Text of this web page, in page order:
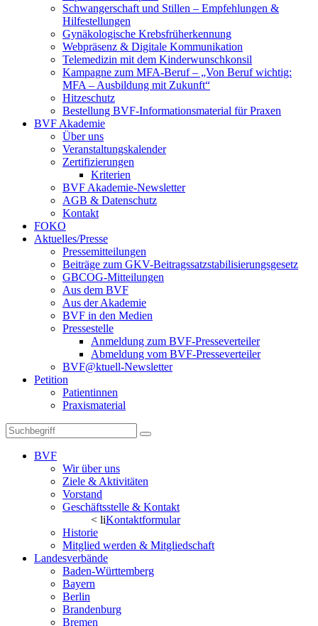
Schwangerschaft und Stillen – Empfehlungen &
Hilfestellungen
Gynäkologische Krebsfrüherkennung
Webpräsenz & Digitale Kommunikation
Telemedizin mit dem Kinderwunschkonsil
Kampagne zum MFA-Beruf – „Von Beruf wichtig:
MFA – Ausbildung mit Zukunft“
Hitzeschutz
Bestellung BVF-Informationsmaterial für Praxen
BVF Akademie
Über uns
Veranstaltungskalender
Zertifizierungen
Kriterien
BVF Akademie-Newsletter
AGB & Datenschutz
Kontakt
FOKO
Aktuelles/Presse
Pressemitteilungen
Beiträge zum GKV-Beitragssatzstabilisierungsgesetz
GBCOG-Mitteilungen
Aus dem BVF
Aus der Akademie
BVF in den Medien
Pressestelle
Anmeldung zum BVF-Presseverteiler
Abmeldung vom BVF-Presseverteiler
BVF@ktuell-Newsletter
Petition
Patientinnen
Praxismaterial
BVF
Wir über uns
Ziele & Aktivitäten
Vorstand
Geschäftsstelle & Kontakt
< liKontaktformular
Historie
Mitglied werden & Mitgliedschaft
Landesverbände
Baden-Württemberg
Bayern
Berlin
Brandenburg
Bremen